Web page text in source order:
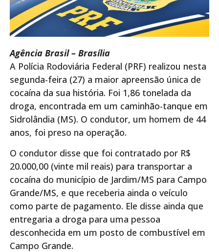
Agência Brasil – Brasília
A Polícia Rodoviária Federal (PRF) realizou nesta
segunda-feira (27) a maior apreensão única de
cocaína da sua história. Foi 1,86 tonelada da
droga, encontrada em um caminhão-tanque em
Sidrolândia (MS). O condutor, um homem de 44
anos, foi preso na operação.
O condutor disse que foi contratado por R$
20.000,00 (vinte mil reais) para transportar a
cocaína do município de Jardim/MS para Campo
Grande/MS, e que receberia ainda o veículo
como parte de pagamento. Ele disse ainda que
entregaria a droga para uma pessoa
desconhecida em um posto de combustível em
Campo Grande.